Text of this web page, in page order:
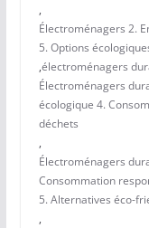
,
Électroménagers 2.
5. Options
,électroménagers
Électroménagers
écologique 4.
déchets
,
Électroménagers
Consommation
5. Alternatives éco-
,